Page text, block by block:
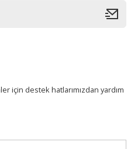
için destek hatlarımızdan yardım